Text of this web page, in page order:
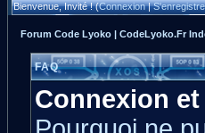
Bienvenue, Invité ! (Connexion|
Forum Code Lyoko | CodeLyoko.Fr
FAQ
Connexion